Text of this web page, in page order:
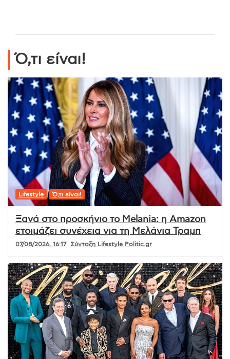
Ό,τι είναι!
Lifestyle Ό,τι είναι!
Ξανά στο προσκήνιο το Melania: η Amazon
ετοιμάζει συνέχεια για τη Μελάνια Τραμπ
07/08/2026, 16:17 Σύνταξη Lifestyle Politic.gr